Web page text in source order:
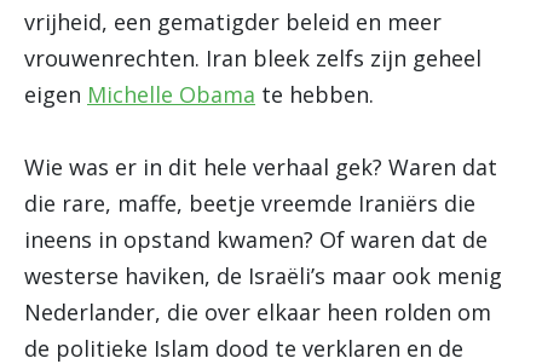
vrijheid, een gematigder beleid en meer
vrouwenrechten. Iran bleek zelfs zijn geheel
eigen Michelle Obama te hebben.
Wie was er in dit hele verhaal gek? Waren dat
die rare, maffe, beetje vreemde Iraniërs die
ineens in opstand kwamen? Of waren dat de
westerse haviken, de Israëli’s maar ook menig
Nederlander, die over elkaar heen rolden om
de politieke Islam dood te verklaren en de